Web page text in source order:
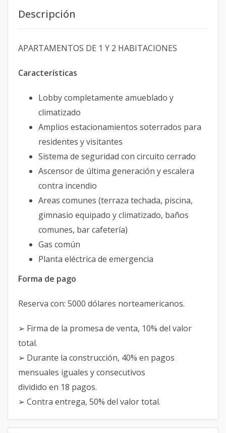
Descripción
APARTAMENTOS DE 1 Y 2 HABITACIONES
Características
Lobby completamente amueblado y
climatizado
Amplios estacionamientos soterrados para
residentes y visitantes
Sistema de seguridad con circuito cerrado
Ascensor de última generación y escalera
contra incendio
Areas comunes (terraza techada, piscina,
gimnasio equipado y climatizado, baños
comunes, bar cafetería)
Gas común
Planta eléctrica de emergencia
Forma de pago
Reserva con: 5000 dólares norteamericanos.
➢ Firma de la promesa de venta, 10% del valor
total.
➢ Durante la construcción, 40% en pagos
mensuales iguales y consecutivos
dividido en 18 pagos.
➢ Contra entrega, 50% del valor total.